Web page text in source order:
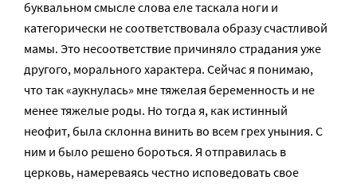
буквальном смысле слова еле таскала ноги и
категорически не соответствовала образу счастливой
мамы. Это несоответствие причиняло страдания уже
другого, морального характера. Сейчас я понимаю,
что так «аукнулась» мне тяжелая беременность и не
менее тяжелые роды. Но тогда я, как истинный
неофит, была склонна винить во всем грех уныния. С
ним и было решено бороться. Я отправилась в
церковь, намереваясь честно исповедовать свое